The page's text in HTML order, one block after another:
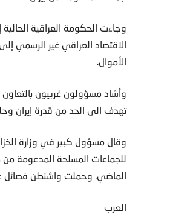
وجاءت الحكومة العراقية
الاقتصاد العراقي غير الرسمي
الأموال.
وأشاد مسؤولون غربيون
تهدف إلى الحد من قدرة إيران
وقال مسؤول كبير في وزارة
للجماعات المسلحة المدعومة من
الماضي. وحملت واشنطن فصائل
العرب